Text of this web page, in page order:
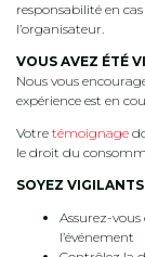
responsabilité en
l’organisateur.
VOUS AVEZ ÉTÉ
Nous vous
expérience est en
Votre témoignage
le droit du
SOYEZ VIGILANTS
Assurez-
l’événement